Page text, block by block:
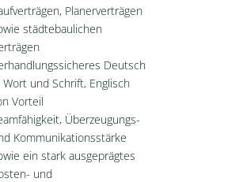
Planerverträgen
städtebaulichen
Deutsch
Wort und Schrift, Englisch
Vorteil
Überzeugungs-
Kommunikationsstärke
ein stark ausgeprägtes
und